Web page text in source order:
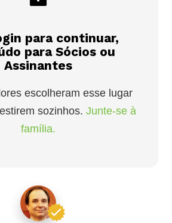
para continuar,
para Sócios ou
Assinantes
escolheram esse lugar
sozinhos. Junte-se à
família.